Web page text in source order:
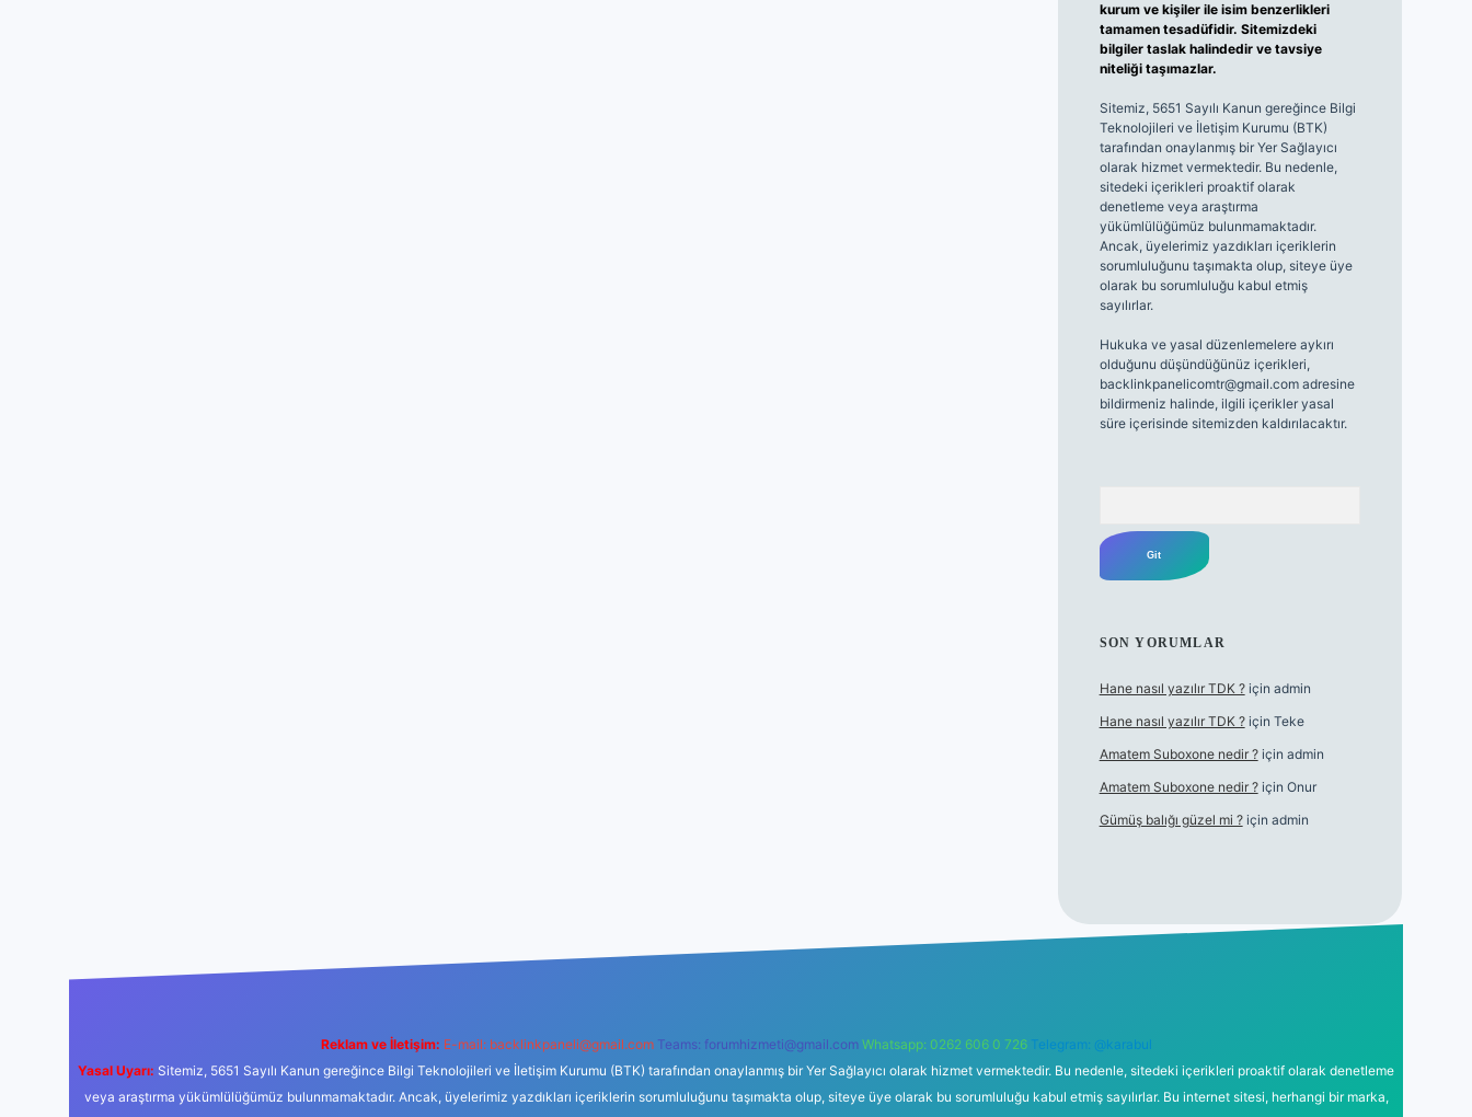
kurum ve kişiler ile isim benzerlikleri
tamamen tesadüfidir. Sitemizdeki
bilgiler taslak halindedir ve tavsiye
niteliği taşımazlar.
Sitemiz, 5651 Sayılı Kanun gereğince Bilgi
Teknolojileri ve İletişim Kurumu (BTK)
tarafından onaylanmış bir Yer Sağlayıcı
olarak hizmet vermektedir. Bu nedenle,
sitedeki içerikleri proaktif olarak
denetleme veya araştırma
yükümlülüğümüz bulunmamaktadır.
Ancak, üyelerimiz yazdıkları içeriklerin
sorumluluğunu taşımakta olup, siteye üye
olarak bu sorumluluğu kabul etmiş
sayılırlar.
Hukuka ve yasal düzenlemelere aykırı
olduğunu düşündüğünüz içerikleri,
backlinkpanelicomtr@gmail.comadresine
bildirmeniz halinde, ilgili içerikler yasal
süre içerisinde sitemizden kaldırılacaktır.
SON YORUMLAR
Hane nasıl yazılır TDK ?için admin
Hane nasıl yazılır TDK ?için Teke
Amatem Suboxone nedir ?için admin
Amatem Suboxone nedir ?için Onur
Gümüş balığı güzel mi ?için admin
Reklam ve İletişim: E-mail: backlinkpaneli@gmail.com Teams: forumhizmeti@gmail.com Whatsapp: 0262 606 0 726 Telegram: @karabul
Yasal Uyarı: Sitemiz, 5651 Sayılı Kanun gereğince Bilgi Teknolojileri ve İletişim Kurumu (BTK) tarafından onaylanmış bir Yer Sağlayıcı olarak hizmet vermektedir. Bu nedenle, sitedeki içerikleri proaktif olarak denetleme
veya araştırma yükümlülüğümüz bulunmamaktadır. Ancak, üyelerimiz yazdıkları içeriklerin sorumluluğunu taşımakta olup, siteye üye olarak bu sorumluluğu kabul etmiş sayılırlar. Bu internet sitesi, herhangi bir marka,